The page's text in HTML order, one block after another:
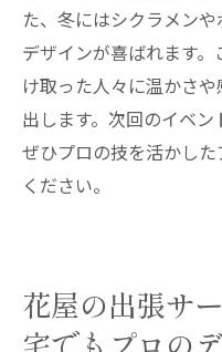
た、冬にはシクラメン
デザインが喜ばれます
け取った人々に温かさ
出します。次回のイベン
ぜひプロの技を活かし
ください。
花屋の出張サ